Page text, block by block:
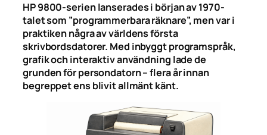
HP 9800-serien lanserades i början av 1970-
talet som ”programmerbara räknare”, men var i
praktiken några av världens första
skrivbordsdatorer. Med inbyggt programspråk,
grafik och interaktiv användning lade de
grunden för persondatorn – flera år innan
begreppet ens blivit allmänt känt.